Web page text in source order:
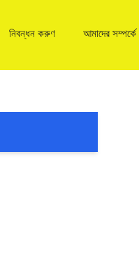
নিবন্ধন করুণ আমাদের সম্পর্কে